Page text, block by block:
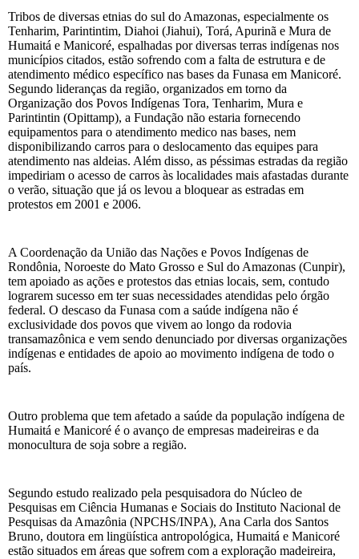
Tribos de diversas etnias do sul do Amazonas, especialmente os
Tenharim, Parintintim, Diahoi (Jiahui), Torá, Apurinã e Mura de
Humaitá e Manicoré, espalhadas por diversas terras indígenas nos
municípios citados, estão sofrendo com a falta de estrutura e de
atendimento médico específico nas bases da Funasa em Manicoré.
Segundo lideranças da região, organizados em torno da
Organização dos Povos Indígenas Tora, Tenharim, Mura e
Parintintin (Opittamp), a Fundação não estaria fornecendo
equipamentos para o atendimento medico nas bases, nem
disponibilizando carros para o deslocamento das equipes para
atendimento nas aldeias. Além disso, as péssimas estradas da região
impediriam o acesso de carros às localidades mais afastadas durante
o verão, situação que já os levou a bloquear as estradas em
protestos em 2001 e 2006.
A Coordenação da União das Nações e Povos Indígenas de
Rondônia, Noroeste do Mato Grosso e Sul do Amazonas (Cunpir),
tem apoiado as ações e protestos das etnias locais, sem, contudo
lograrem sucesso em ter suas necessidades atendidas pelo órgão
federal. O descaso da Funasa com a saúde indígena não é
exclusividade dos povos que vivem ao longo da rodovia
transamazônica e vem sendo denunciado por diversas organizações
indígenas e entidades de apoio ao movimento indígena de todo o
país.
Outro problema que tem afetado a saúde da população indígena de
Humaitá e Manicoré é o avanço de empresas madeireiras e da
monocultura de soja sobre a região.
Segundo estudo realizado pela pesquisadora do Núcleo de
Pesquisas em Ciência Humanas e Sociais do Instituto Nacional de
Pesquisas da Amazônia (NPCHS/INPA), Ana Carla dos Santos
Bruno, doutora em lingüística antropológica, Humaitá e Manicoré
estão situados em áreas que sofrem com a exploração madeireira,